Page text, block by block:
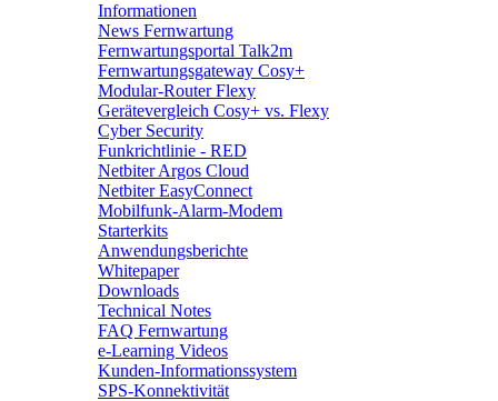
Informationen
News Fernwartung
Fernwartungsportal Talk2m
Fernwartungsgateway Cosy+
Modular-Router Flexy
Gerätevergleich Cosy+ vs. Flexy
Cyber Security
Funkrichtlinie - RED
Netbiter Argos Cloud
Netbiter EasyConnect
Mobilfunk-Alarm-Modem
Starterkits
Anwendungsberichte
Whitepaper
Downloads
Technical Notes
FAQ Fernwartung
e-Learning Videos
Kunden-Informationssystem
SPS-Konnektivität